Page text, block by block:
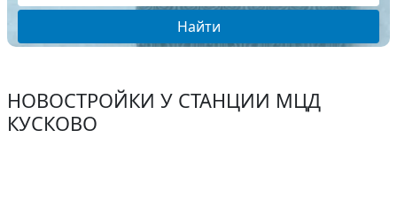
Найти
НОВОСТРОЙКИ У СТАНЦИИ МЦД
КУСКОВО